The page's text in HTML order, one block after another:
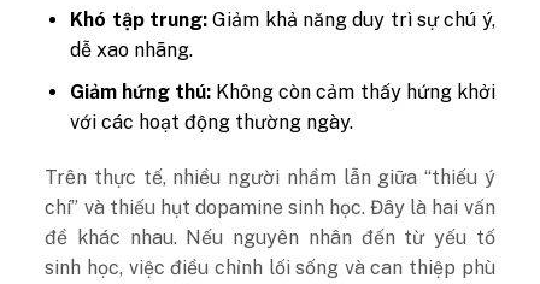
Khó tập trung:Giảm khả năng duy trì sự chú ý,
dễ xao nhãng.
Giảm hứng thú: Không còn cảm thấy hứng khởi
với các hoạt động thường ngày.
Trên thực tế, nhiều người nhầm lẫn giữa “thiếu ý
chí” và thiếu hụt dopamine sinh học. Đây là hai vấn
đề khác nhau. Nếu nguyên nhân đến từ yếu tố
sinh học, việc điều chỉnh lối sống và can thiệp phù